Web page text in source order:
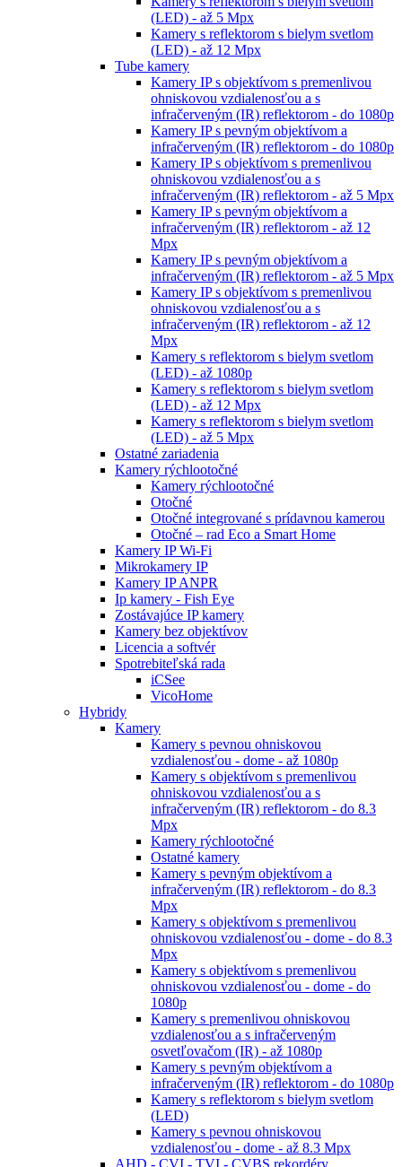
(LED) - až 5 Mpx
Kamery s reflektorom s bielym svetlom
(LED) - až 12 Mpx
Tube kamery
Kamery IP s objektívom s premenlivou
ohniskovou vzdialenosťou a s
infračerveným (IR) reflektorom - do 1080p
Kamery IP s pevným objektívom a
infračerveným (IR) reflektorom - do 1080p
Kamery IP s objektívom s premenlivou
ohniskovou vzdialenosťou a s
infračerveným (IR) reflektorom - až 5 Mpx
Kamery IP s pevným objektívom a
infračerveným (IR) reflektorom - až 12
Mpx
Kamery IP s pevným objektívom a
infračerveným (IR) reflektorom - až 5 Mpx
Kamery IP s objektívom s premenlivou
ohniskovou vzdialenosťou a s
infračerveným (IR) reflektorom - až 12
Mpx
Kamery s reflektorom s bielym svetlom
(LED) - až 1080p
Kamery s reflektorom s bielym svetlom
(LED) - až 12 Mpx
Kamery s reflektorom s bielym svetlom
(LED) - až 5 Mpx
Ostatné zariadenia
Kamery rýchlootočné
Kamery rýchlootočné
Otočné
Otočné integrované s prídavnou kamerou
Otočné – rad Eco a Smart Home
Kamery IP Wi-Fi
Mikrokamery IP
Kamery IP ANPR
Ip kamery - Fish Eye
Zostávajúce IP kamery
Kamery bez objektívov
Licencia a softvér
Spotrebiteľská rada
iCSee
VicoHome
Hybridy
Kamery
Kamery s pevnou ohniskovou
vzdialenosťou - dome - až 1080p
Kamery s objektívom s premenlivou
ohniskovou vzdialenosťou a s
infračerveným (IR) reflektorom - do 8.3
Mpx
Kamery rýchlootočné
Ostatné kamery
Kamery s pevným objektívom a
infračerveným (IR) reflektorom - do 8.3
Mpx
Kamery s objektívom s premenlivou
ohniskovou vzdialenosťou - dome - do 8.3
Mpx
Kamery s objektívom s premenlivou
ohniskovou vzdialenosťou - dome - do
1080p
Kamery s premenlivou ohniskovou
vzdialenosťou a s infračerveným
osvetľovačom (IR) - až 1080p
Kamery s pevným objektívom a
infračerveným (IR) reflektorom - do 1080p
Kamery s reflektorom s bielym svetlom
(LED)
Kamery s pevnou ohniskovou
vzdialenosťou - dome - až 8.3 Mpx